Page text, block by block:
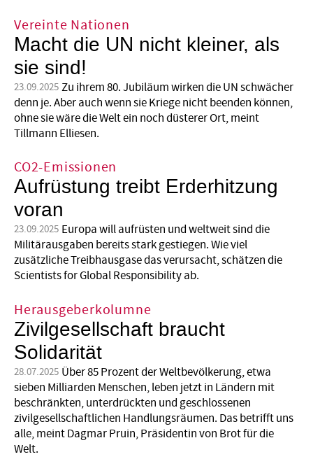
Vereinte Nationen
Macht die UN nicht kleiner, als
sie sind!
23.09.2025 Zu ihrem 80. Jubiläum wirken die UN schwächer
denn je. Aber auch wenn sie Kriege nicht beenden können,
ohne sie wäre die Welt ein noch düsterer Ort, meint
Tillmann Elliesen.
CO2-Emissionen
Aufrüstung treibt Erderhitzung
voran
23.09.2025 Europa will aufrüsten und weltweit sind die
Militärausgaben bereits stark gestiegen. Wie viel
zusätzliche Treibhausgase das verursacht, schätzen die
Scientists for Global Responsibility ab.
Herausgeberkolumne
Zivilgesellschaft braucht
Solidarität
28.07.2025 Über 85 Prozent der Weltbevölkerung, etwa
sieben Milliarden Menschen, leben jetzt in Ländern mit
beschränkten, unterdrückten und geschlossenen
zivilgesellschaftlichen Handlungsräumen. Das betrifft uns
alle, meint Dagmar Pruin, Präsidentin von Brot für die
Welt.